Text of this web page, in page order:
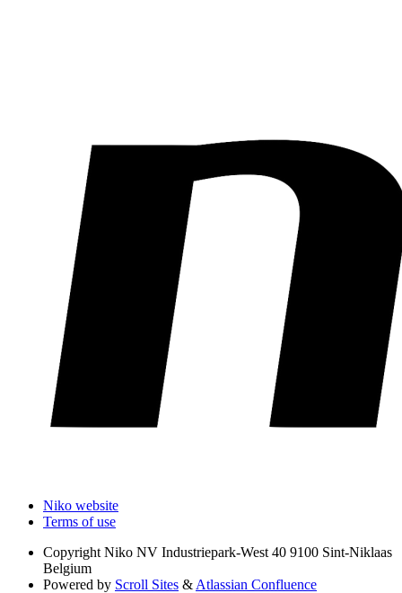
Niko website
Terms of use
Copyright Niko NV Industriepark-West 40 9100 Sint-Niklaas
Belgium
Powered by Scroll Sites & Atlassian Confluence